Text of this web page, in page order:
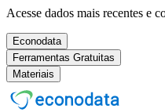
Acesse dados mais recentes e
Econodata
Ferramentas Gratuitas
Materiais